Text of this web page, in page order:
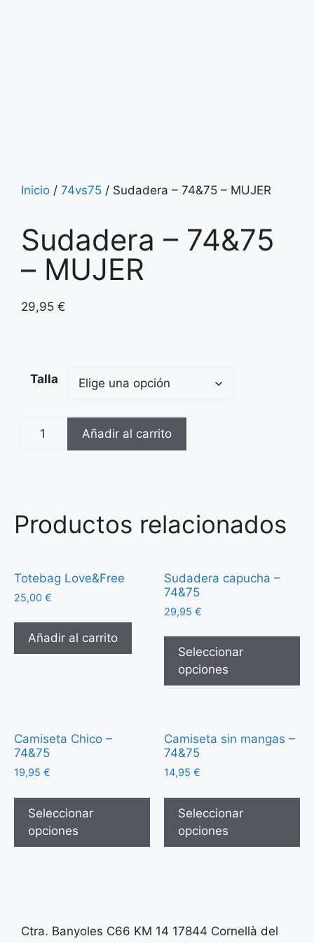
Inicio / 74vs75 / Sudadera – 74&75 – MUJER
Sudadera – 74&75
– MUJER
29,95 €
Talla
Añadir al carrito
Productos relacionados
Totebag Love&Free
25,00 €
Añadir al carrito
Sudadera capucha –
74&75
29,95 €
Seleccionar
opciones
Camiseta Chico –
74&75
19,95 €
Seleccionar
opciones
Camiseta sin mangas –
74&75
14,95 €
Seleccionar
opciones
Ctra. Banyoles C66 KM 14 17844 Cornellà del